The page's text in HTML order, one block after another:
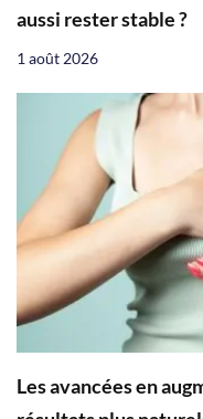
aussi rester stable ?
1 août 2026
Les avancées en